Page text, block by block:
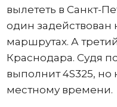
вылететь в Санкт-
один задействован
маршрутах. А
Краснодара. Судя
выполнит 4S325, но
местному времени.